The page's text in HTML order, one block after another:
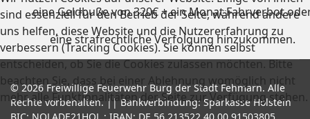
eine Geldbuße von 320€ + ein Monat Fahrverbot
eine strafrechtliche Verfolgung hinzukommen.
© 2026 Freiwillige Feuerwehr Burg der Stadt Fehmarn. Alle
Rechte vorbehalten. || Bankverbindung: Sparkasse Holstein
sind essenziell für den Betrieb der Seite, während andere
uns helfen, diese Website und die Nutzererfahrung zu
verbessern (Tracking Cookies). Sie können selbst
entscheiden, ob Sie die Cookies zulassen möchten. Bitte
beachten Sie, dass bei einer Ablehnung womöglich nicht
mehr alle Funktionalitäten der Seite zur Verfügung stehen.